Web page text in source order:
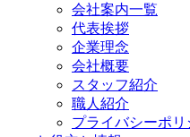
会社案内一覧
代表挨拶
企業理念
会社概要
スタッフ紹介
職人紹介
プライバシーポリ